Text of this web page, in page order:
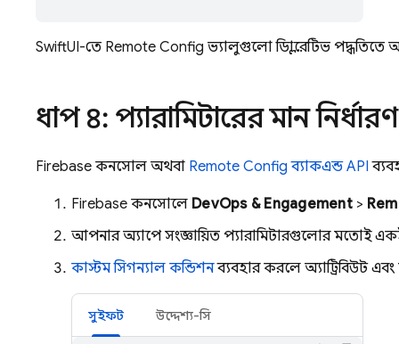
SwiftUI-তে Remote Config ভ্যালুগুলো ডিক্লারেটিভ পদ্ধতিতে
ধাপ ৪: প্যারামিটারের মান
Firebase কনসোল অথবা Remote Config ব্যাকএন্ড API
Firebase কনসোলে, DevOps & Engagement>
আপনার অ্যাপে সংজ্ঞায়িত প্যারামিটারগুলোর মতোই
কাস্টম সিগন্যাল কন্ডিশনব্যবহার করলে, অ্যাট্রিবিউট
সুইফট উদ্দেশ্য-সি